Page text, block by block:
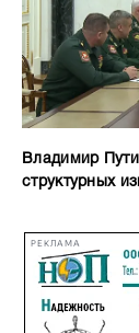
Владимир
структурных
РЕКЛАМА